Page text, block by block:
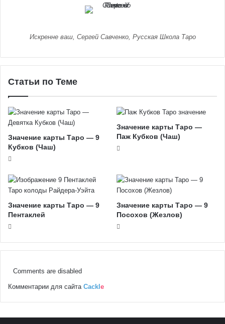
Искренне ваш, Сергей Савченко, Русская Школа Таро
Статьи по Теме
Значение карты Таро — 9
Кубков (Чаш)
Значение карты Таро —
Паж Кубков (Чаш)
Значение карты Таро — 9
Пентаклей
Значение карты Таро — 9
Посохов (Жезлов)
Comments are disabled
Комментарии для сайта Cackl e